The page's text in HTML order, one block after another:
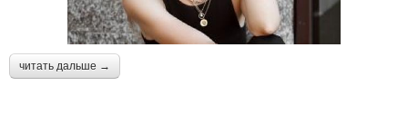
читать дальше →